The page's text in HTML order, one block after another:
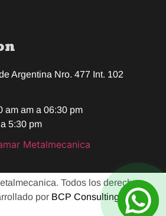
Argentina Nro. 477 Int. 102
am am a 06:30 pm
5:30 pm
Todos los derechos
por BCP Consulting E.I.R.L.